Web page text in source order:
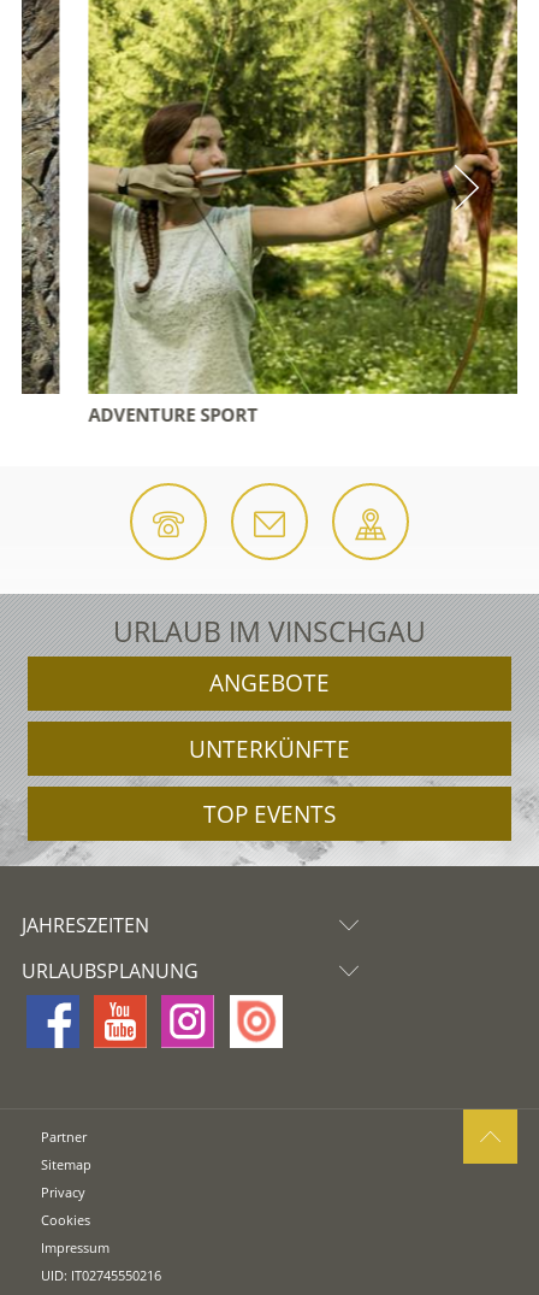
ADVENTURE SPORT
URLAUB IM VINSCHGAU
ANGEBOTE
UNTERKÜNFTE
TOP EVENTS
JAHRESZEITEN
URLAUBSPLANUNG
Partner
Sitemap
Privacy
Cookies
Impressum
UID: IT02745550216